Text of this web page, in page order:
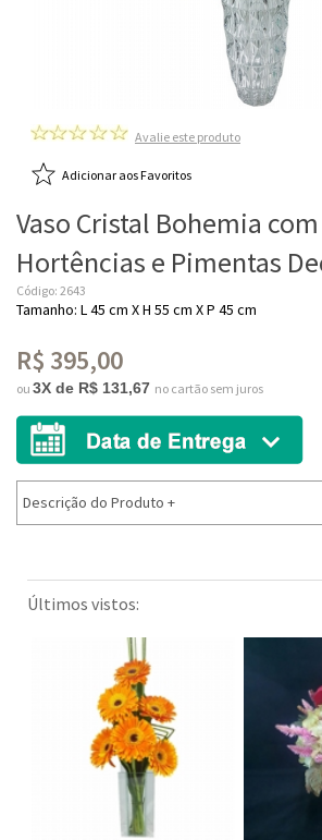
Avalie este produto
Adicionar aos Favoritos
Vaso Cristal Bohemia
Hortências e Pimentas
Código: 2643
Tamanho: L 45 cm X H 55 cm X P 45 cm
R$ 395,00
ou 3X de R$ 131,67 no cartão sem juros
Descrição do Produto +
Últimos vistos: